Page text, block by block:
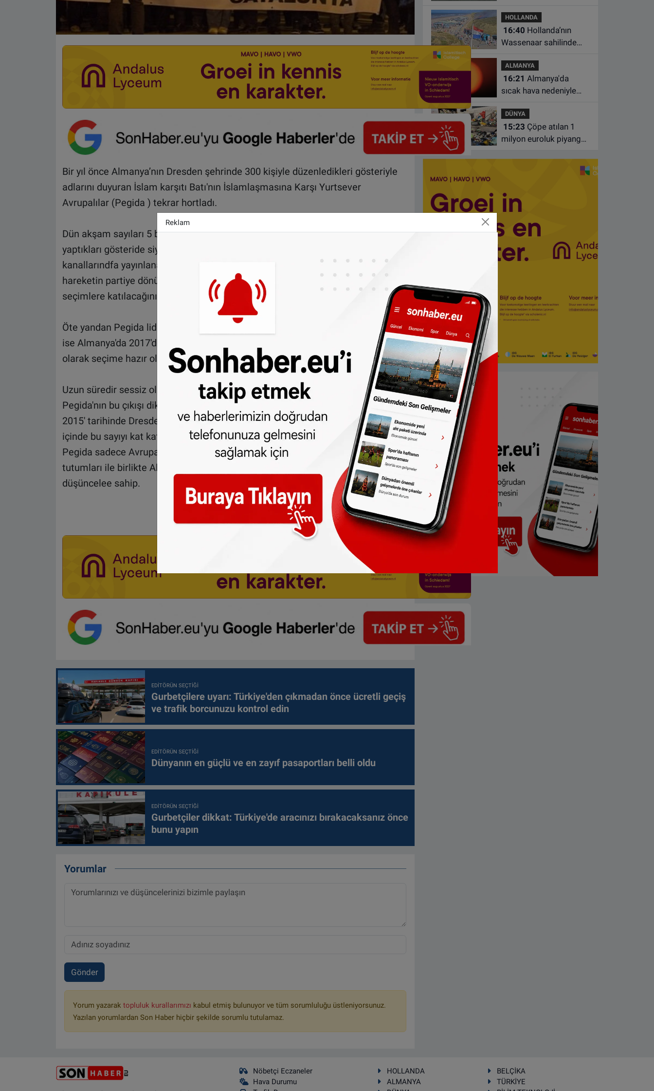
Bir yıl önce Almanya’nın Dresden şehrinde 300 kişiyle düzenledikleri gösteriyle
adlarını duyuran İslam karşıtı Batı'nın İslamlaşmasına Karşı Yurtsever
Avrupalılar (Pegida ) tekrar hortladı.
Dün akşam sayıları 5 bin civarında olan Pegida’lılar tekrar sahneye çıkarak
yaptıkları gösteride siyasi parti olacaklarını duyurdu. Çeşitli televizyon
kanallarındfa yayınlanan habere göre Pegida kurucusu Lutz Bachmann,
hareketin partiye dönüşeceğini ve kuracakları partinin yerel, eyalet ve genel
seçimlere katılacağını söyledi.
Öte yandan Pegida lideri Lutz Bachmann, Facebook sayfasındaki paylaşımında
ise Almanya'da 2017'den önce seçime gidileceğini beklediklerini, Pegida'nın parti
olarak seçime hazır olmasının zorunlu olduğuna dikkati çekti.
Uzun süredir sessiz olan ve mülteci sorunuyla birlikte tekrar sahneye çıkan
Pegida'nın bu çıkışı dikkatleri Pegida üzerine topladı. En son eylemlemini 5 Ocak
2015' tarihinde Dresden'de 18 bin kişinin katılımı ile yapan Pegida, geçen süre
içinde bu sayıyı kat kat artırdığı düşünlüyor.
Pegida sadece Avrupa’nın İslamlaşmasına değil, göç politikalarına karşı sert
tutumları ile birlikte Alman kimliğinin korunması konusunda da radikal
düşüncelee sahip.
EDITÖRÜN SEÇTIĞI
Gurbetçilere uyarı: Türkiye'den çıkmadan önce ücretli geçiş
ve trafik borcunuzu kontrol edin
EDITÖRÜN SEÇTIĞI
Dünyanın en güçlü ve en zayıf pasaportları belli oldu
EDITÖRÜN SEÇTIĞI
Gurbetçiler dikkat: Türkiye'de aracınızı bırakacaksanız önce
bunu yapın
Yorumlar
Gönder
Yorum yazarak topluluk kurallarımızı kabul etmiş bulunuyor ve tüm sorumluluğu üstleniyorsunuz.
Yazılan yorumlardan Son Haber hiçbir şekilde sorumlu tutulamaz.
kadın hayatını yitirdi
HOLLANDA
16:40
Wassenaar sahilinde
bölgeden tahliye edildi
ALMANYA
16:21
sıcak hava nedeniyle
yaklaştı
DÜNYA
15:23
milyon euroluk piyango
Nöbetçi Eczaneler
Hava Durumu
HOLLANDA
BELÇİKA
ALMANYA
TÜRKİYE
Reklam